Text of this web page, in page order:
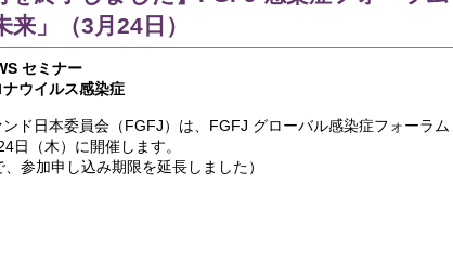
来」（3月24日）
セミナー
ナウイルス感染症
ド日本委員会（FGFJ）は、FGFJ グローバル感染症フォーラ
日（木）に開催します。
、参加申し込み期限を延長しました）